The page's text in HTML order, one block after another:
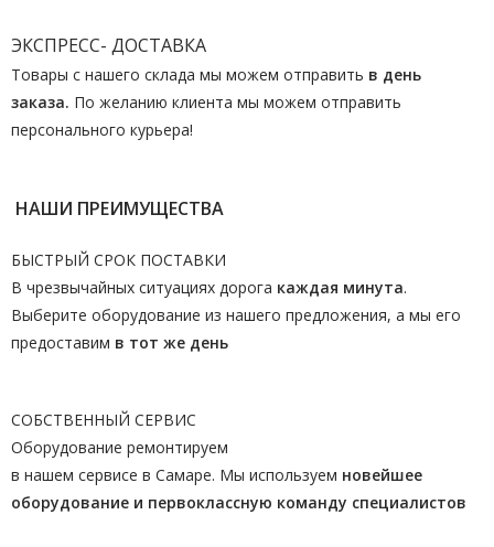
ЭКСПРЕСС- ДОСТАВКА
Товары с нашего склада мы можем отправить в день
заказа. По желанию клиента мы можем отправить
персонального курьера!
НАШИ ПРЕИМУЩЕСТВА
БЫСТРЫЙ СРОК ПОСТАВКИ
В чрезвычайных ситуациях дорога каждая минута.
Выберите оборудование из нашего предложения, а мы его
предоставим в тот же день
СОБСТВЕННЫЙ СЕРВИС
Оборудование ремонтируем
в нашем сервисе в Самаре. Мы используем новейшее
оборудование и первоклассную команду специалистов